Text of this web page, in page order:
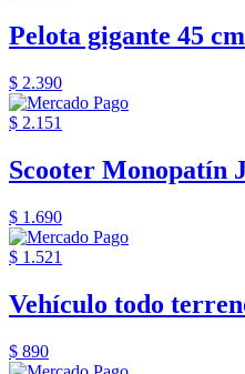
Pelota gigante 45 cm
$ 2.390
$ 2.151
Scooter Monopatín
$ 1.690
$ 1.521
Vehículo todo
$ 890